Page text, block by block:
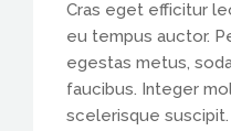
Cras eget efficitur
eu tempus auctor.
egestas metus,
faucibus. Integer
scelerisque